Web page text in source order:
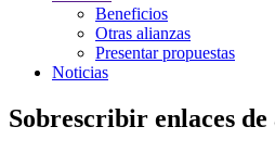
Beneficios
Otras alianzas
Presentar propuestas
Noticias
Sobrescribir enlaces